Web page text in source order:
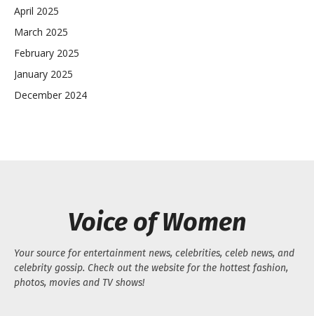
April 2025
March 2025
February 2025
January 2025
December 2024
Voice of Women
Your source for entertainment news, celebrities, celeb news, and
celebrity gossip. Check out the website for the hottest fashion,
photos, movies and TV shows!